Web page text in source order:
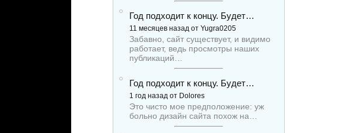
Год подходит к концу. Будет…
11 месяцев назад от Yugra0205
Забавно, сайт существует, и видимо
работает, ведь просмотры наших
публикаций…
Год подходит к концу. Будет…
1 год назад от Dolores
Это чисто мое предположение: уж
больно дизайн сайта похож на…